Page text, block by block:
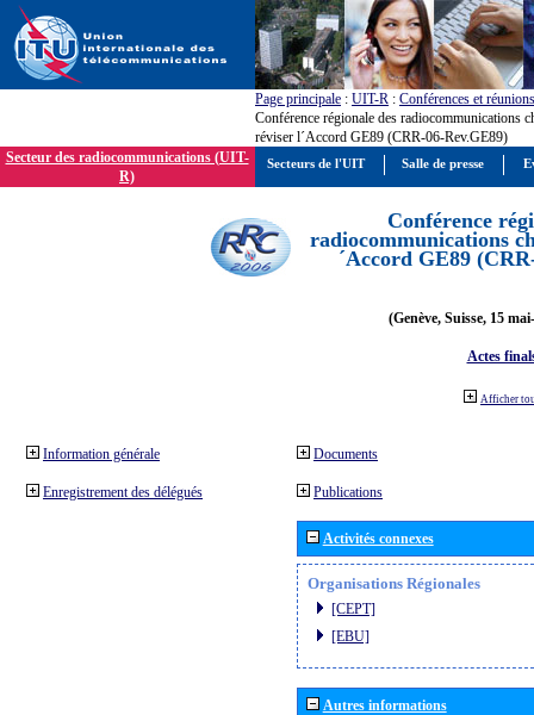
Page principale : UIT-R : Conférences et réunions
Conférence régionale des radiocommunications
réviser l´Accord GE89 (CRR-06-Rev.GE89)
Secteur des radiocommunications (UIT-
R)
Conférence
radiocommunications
´Accord GE89
(Genève, Suisse, 15
Actes
Afficher
Information générale
Enregistrement des délégués
Documents
Publications
Activités connexes
Organisations Régionales
[CEPT]
[EBU]
Autres informations
Secteurs de l'UIT Salle de presse